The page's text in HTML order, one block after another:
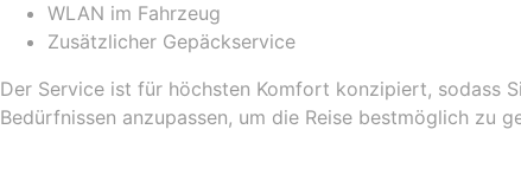
WLAN im Fahrzeug
Zusätzlicher Gepäckservice
Der Service ist für höchsten Komfort konzipiert, sodass
Bedürfnissen anzupassen, um die Reise bestmöglich zu